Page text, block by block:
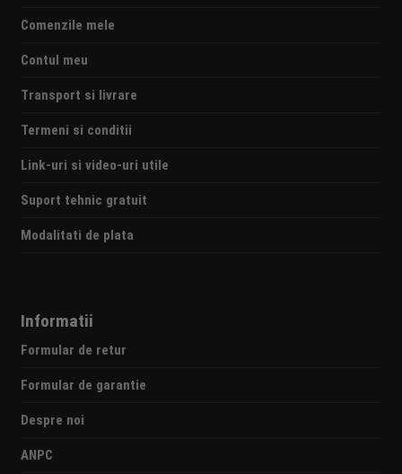
Comenzile mele
Contul meu
Transport si livrare
Termeni si conditii
Link-uri si video-uri utile
Suport tehnic gratuit
Modalitati de plata
Informatii
Formular de retur
Formular de garantie
Despre noi
ANPC